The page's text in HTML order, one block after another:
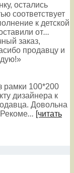
остались
соответствует
к детской
от...
заказ,
продавцу и
»
рамки 100*200
дизайнера к
Довольна
... [читать